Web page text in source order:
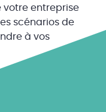
entreprise
scénarios de
à vos